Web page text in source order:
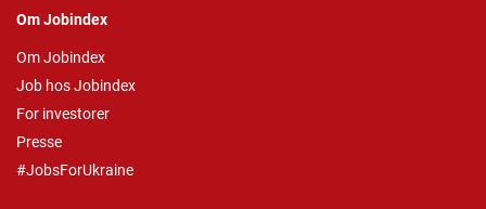
Om Jobindex
Om Jobindex
Job hos Jobindex
For investorer
Presse
#JobsForUkraine